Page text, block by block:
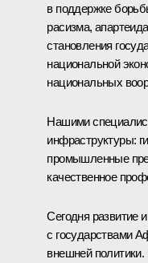
в поддержке
расизма,
становления
национальной
национальных
Нашими
инфраструктуры:
промышленные
качественное
Сегодня развитие
с государствами
внешней